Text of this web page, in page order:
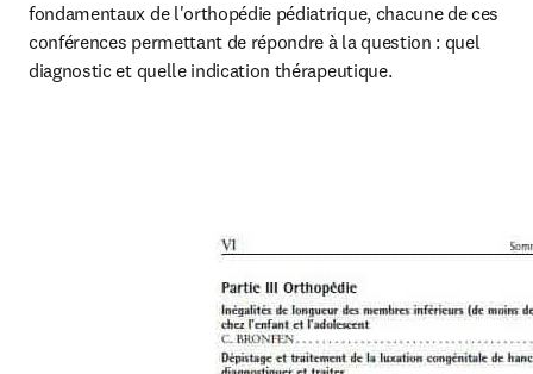
fondamentaux de l'orthopédie pédiatrique, chacune de ces
conférences permettant de répondre à la question : quel
diagnostic et quelle indication thérapeutique.